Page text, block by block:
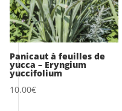
Panicaut à feuilles de
yucca – Eryngium
yuccifolium
10.00€